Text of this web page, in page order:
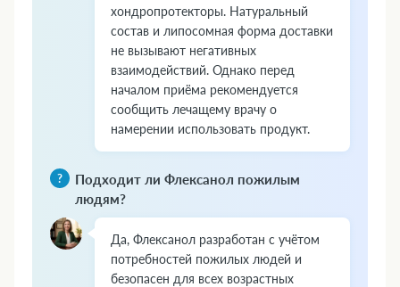
хондропротекторы. Натуральный
состав и липосомная форма доставки
не вызывают негативных
взаимодействий. Однако перед
началом приёма рекомендуется
сообщить лечащему врачу о
намерении использовать продукт.
Подходит ли Флексанол пожилым
людям?
Да, Флексанол разработан с учётом
потребностей пожилых людей и
безопасен для всех возрастных